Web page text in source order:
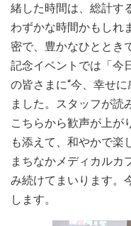
2018.12.06
12/16は毎年恒例のク
のプレゼントをご持参
おります。
「重要なお知らせ」 来
ます。今後はCafe ink
にて開催いたします。
いようお越しください
2018.09.03
緒した時間は、総計す
わずかな時間かもしれ
密で、豊かなひととき
記念イベントでは「今
の皆さまに“今、幸せ
ました。スタッフが読
こちらから歓声が上が
も添えて、和やかで楽
まちなかメディカルカ
み続けてまいります。
します。